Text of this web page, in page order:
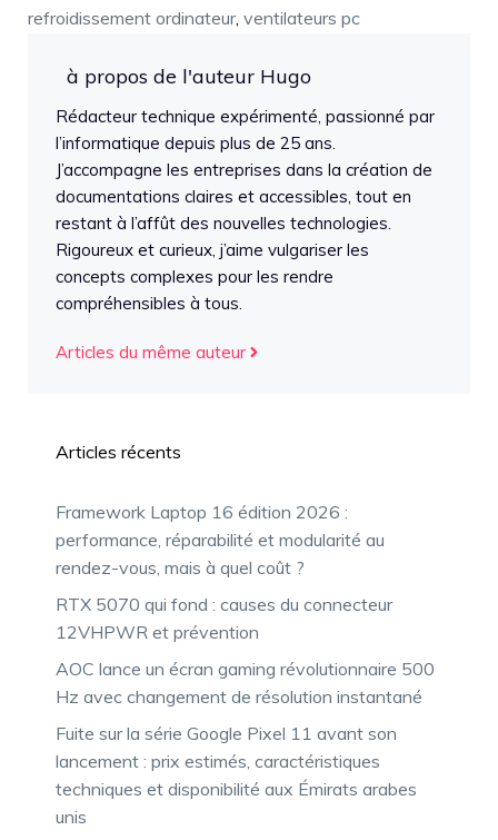
refroidissement ordinateur, ventilateurs pc
à propos de l'auteur Hugo
Rédacteur technique expérimenté, passionné par
l’informatique depuis plus de 25 ans.
J’accompagne les entreprises dans la création de
documentations claires et accessibles, tout en
restant à l’affût des nouvelles technologies.
Rigoureux et curieux, j’aime vulgariser les
concepts complexes pour les rendre
compréhensibles à tous.
Articles du même auteur
Articles récents
Framework Laptop 16 édition 2026 :
performance, réparabilité et modularité au
rendez-vous, mais à quel coût ?
RTX 5070 qui fond : causes du connecteur
12VHPWR et prévention
AOC lance un écran gaming révolutionnaire 500
Hz avec changement de résolution instantané
Fuite sur la série Google Pixel 11 avant son
lancement : prix estimés, caractéristiques
techniques et disponibilité aux Émirats arabes
unis